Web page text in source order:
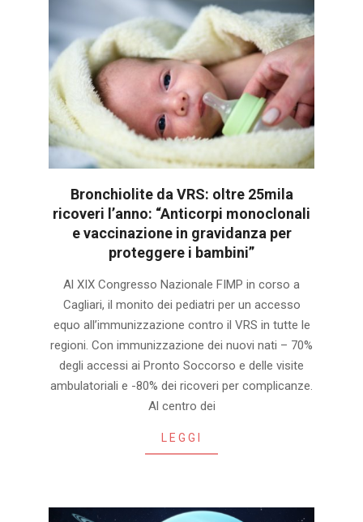
Bronchiolite da VRS: oltre 25mila
ricoveri l’anno: “Anticorpi monoclonali
e vaccinazione in gravidanza per
proteggere i bambini”
09-Al XIX Congresso Nazionale FIMP in corso a
Cagliari, il monito dei pediatri per un accesso
equo all’immunizzazione contro il VRS in tutte le
regioni. Con immunizzazione dei nuovi nati – 70%
degli accessi ai Pronto Soccorso e delle visite
ambulatoriali e -80% dei ricoveri per complicanze.
Al centro dei
LEGGI